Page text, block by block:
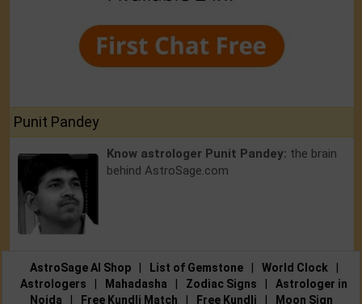
Punit Pandey
Know astrologer Punit Pandey: the brain
behind AstroSage.com
AstroSage AI Shop | List of Gemstone | World Clock
|
Astrologers
| Mahadasha | Zodiac Signs |
Astrologer in
Noida
| Free Kundli Match | Free Kundli | Moon Sign